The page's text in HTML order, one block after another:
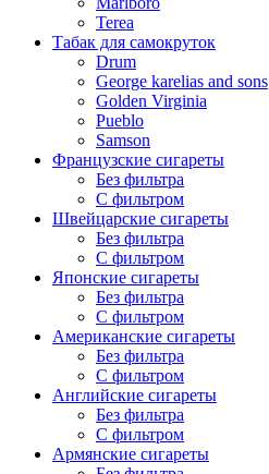
Terea
Табак для самокруток
Drum
George karelias and sons
Golden Virginia
Pueblo
Samson
Французские сигареты
Без фильтра
С фильтром
Швейцарские сигареты
Без фильтра
С фильтром
Японские сигареты
Без фильтра
С фильтром
Американские сигареты
Без фильтра
С фильтром
Английские сигареты
Без фильтра
С фильтром
Армянские сигареты